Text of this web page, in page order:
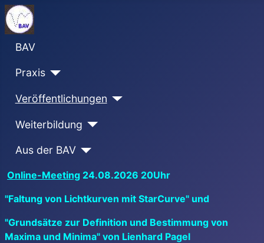
BAV
Praxis
Veröffentlichungen
Weiterbildung
Aus der BAV
Online-Meeting 24.08.2026 20Uhr
"Faltung von Lichtkurven mit StarCurve" und
"Grundsätze zur Definition und Bestimmung von
Maxima und Minima" von Lienhard Pagel